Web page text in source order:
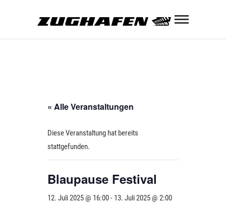
« Alle Veranstaltungen
Diese Veranstaltung hat bereits
stattgefunden.
Blaupause Festival
12. Juli 2025 @ 16:00- 13. Juli 2025 @ 2:00